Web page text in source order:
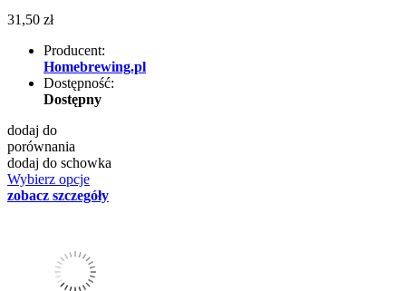
31,50 zł
Producent:
Homebrewing.pl
Dostępność:
Dostępny
dodaj do
porównania
dodaj do schowka
Wybierz opcje
zobacz szczegóły